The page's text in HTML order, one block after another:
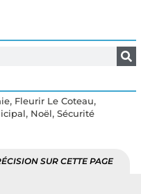
, Fleurir Le Coteau,
, Noël, Sécurité
SUR CETTE PAGE